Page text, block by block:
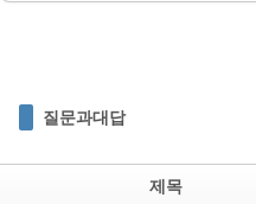
질문과대답
제목